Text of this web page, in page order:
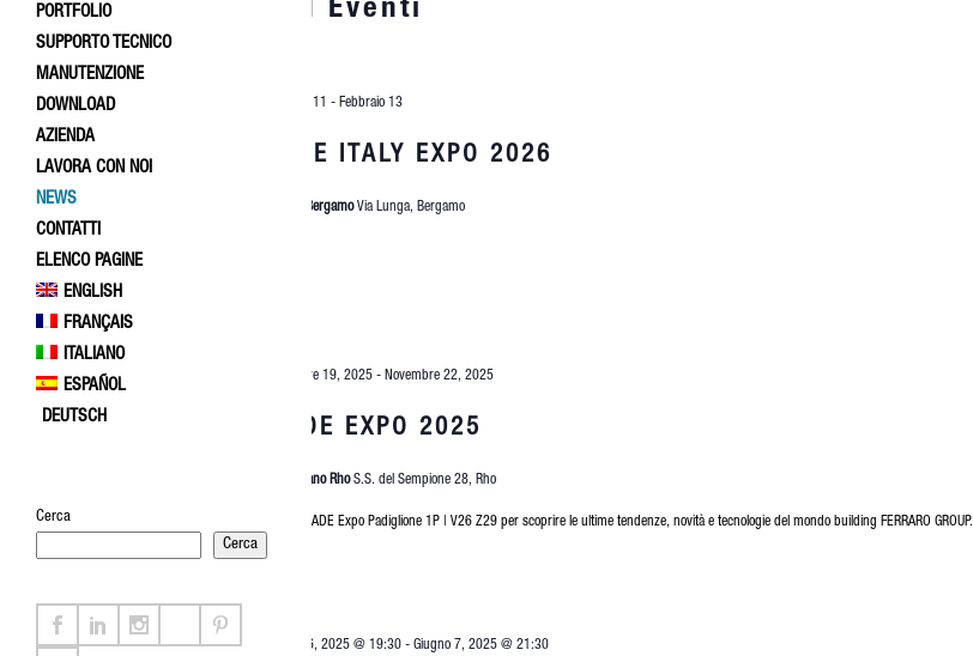
PORTFOLIO
SUPPORTO TECNICO
MANUTENZIONE
DOWNLOAD
AZIENDA
LAVORA CON NOI
NEWS
CONTATTI
ELENCO PAGINE
ENGLISH
FRANÇAIS
ITALIANO
ESPAÑOL
DEUTSCH
Cerca
Cerca
Ultimi eventi | Eventi
Febbraio 11 - Febbraio 13
CASE ITALY EXPO 2026
Fiera di BergamoVia Lunga, Bergamo
Novembre 19, 2025- Novembre 22, 2025
MADE EXPO 2025
Fiera Milano RhoS.S. del Sempione 28, Rho
Vieni a MADE Expo Padiglione 1P | V26 Z29 per scoprire le ultime tendenze, novità e tecnologie del mondo building FERRARO GROUP.
MAR Marzo 16, 2025 @ 19:30- Giugno 7, 2025 @ 21:30